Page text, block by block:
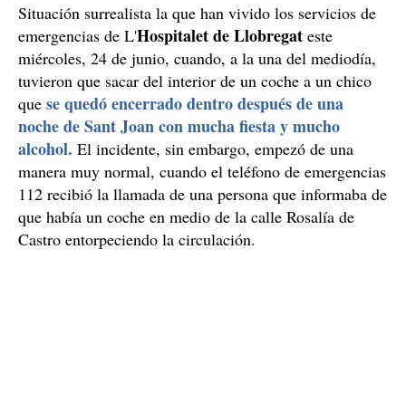
Situación surrealista la que han vivido los servicios de
emergencias de L'Hospitalet de Llobregat este
miércoles, 24 de junio, cuando, a la una del mediodía,
tuvieron que sacar del interior de un coche a un chico
que se quedó encerrado dentro después de una
noche de Sant Joan con mucha fiesta y mucho
alcohol. El incidente, sin embargo, empezó de una
manera muy normal, cuando el teléfono de emergencias
112 recibió la llamada de una persona que informaba de
que había un coche en medio de la calle Rosalía de
Castro entorpeciendo la circulación.